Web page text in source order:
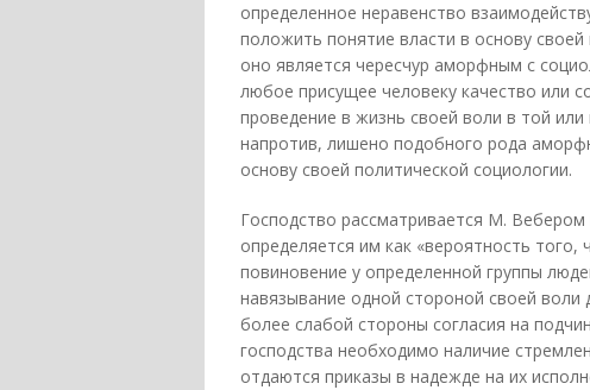
определенное неравенство
положить понятие власти в основу
оно является чересчур аморфным с
любое присущее человеку качество или
проведение в жизнь своей воли в той
напротив, лишено подобного рода
основу своей политической социологии.
Господство рассматривается М.
определяется им как «вероятность
повиновение у определенной группы
навязывание одной стороной своей воли
более слабой стороны согласия на
господства необходимо наличие
отдаются приказы в надежде на их